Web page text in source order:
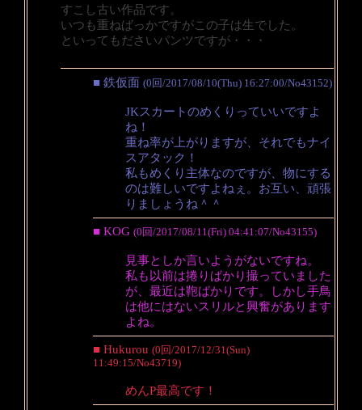
すこし古い作品です。
いつも重ねばっかですがこの子は生でした。
といってもださいパンツですが・・・
■ 鉄仮面 (0回/2017/08/10(Thu) 16:27:00/No43152)
JKスカートのめくりっていいですよ
ね！
重ね率が上がりますが、それでもナイ
スアタック！
私もめくり主体なのですが、物にする
のは難しいですよねぇ。お互い、頑張
りましょうね＾＾
■ KOG (0回/2017/08/11(Fri) 04:41:07/No43155)
見事としか言いようがないですね。
私も以前は捲りばかり撮っていました
が、最近は鞄ばかりです。しかし手鳥
は他にはないスリルと興奮があります
よね。
■ Hukurou (0回/2017/12/31(Sun)
11:49:15/No43719)
めんP最高です！